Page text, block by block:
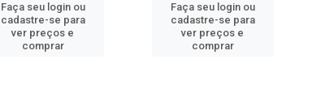
Faça seu login ou
cadastre-se para
ver preços e
comprar
Faça seu login ou
cadastre-se para
ver preços e
comprar